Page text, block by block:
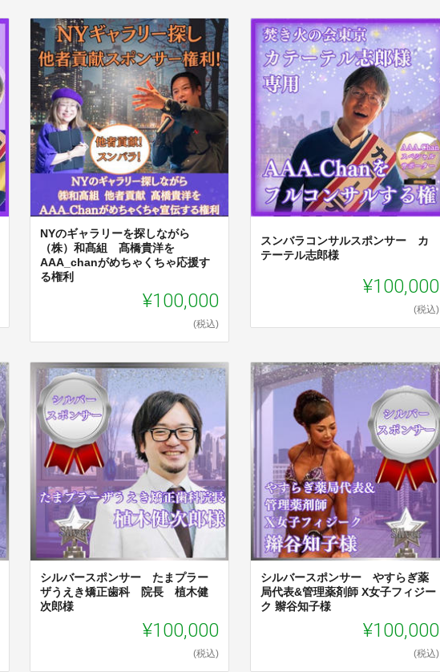
NYのギャラリーを探しながら
（株）和髙組 髙橋貴洋を
AAA_chanがめちゃくちゃ応援す
る権利
¥100,000
(税込)
スンバラコンサルスポンサー カ
テーテル志郎様
¥100,000
(税込)
シルバースポンサー たまプラー
ザうえき矯正歯科 院長 植木健
次郎様
¥100,000
(税込)
シルバースポンサー やすらぎ薬
局代表&管理薬剤師 X女子フィジー
ク 辮谷知子様
¥100,000
(税込)